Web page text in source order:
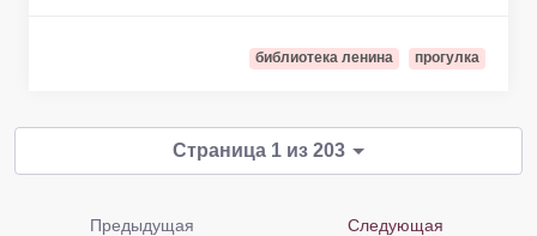
библиотека ленина прогулка
Страница 1 из 203
Предыдущая Следующая